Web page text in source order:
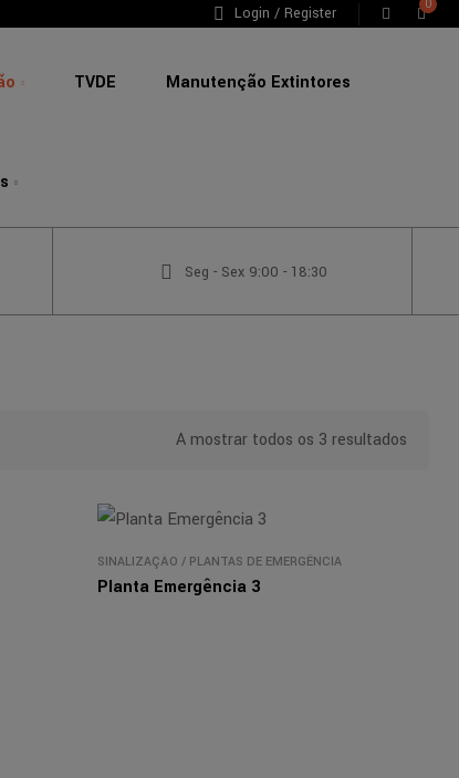
Login / Register
0
TVDE Manutenção Extintores
Seg - Sex 9:00 - 18:30
A mostrar todos os 3 resultados
SINALIZAÇÃO / PLANTAS DE EMERGÊNCIA
Planta Emergência 3